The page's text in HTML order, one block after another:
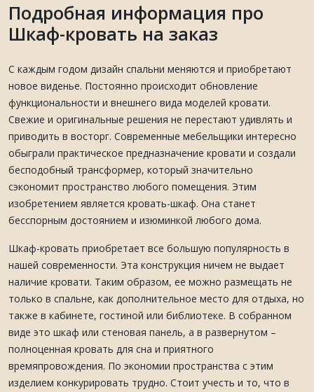
Подробная информация про
Шкаф-кровать на заказ
С каждым годом дизайн спальни меняются и приобретают
новое виденье. Постоянно происходит обновление
функциональности и внешнего вида моделей кровати.
Свежие и оригинальные решения не перестают удивлять и
приводить в восторг. Современные мебельщики интересно
обыграли практическое предназначение кровати и создали
бесподобный трансформер, который значительно
сэкономит пространство любого помещения. Этим
изобретением является кровать-шкаф. Она станет
бесспорным достоянием и изюминкой любого дома.
Шкаф-кровать приобретает все большую популярность в
нашей современности. Эта конструкция ничем не выдает
наличие кровати. Таким образом, ее можно размещать не
только в спальне, как дополнительное место для отдыха, но
также в кабинете, гостиной или библиотеке. В собранном
виде это шкаф или стеновая панель, а в развернутом –
полноценная кровать для сна и приятного
времяпровождения. По экономии пространства с этим
изделием конкурировать трудно. Стоит учесть и то, что в